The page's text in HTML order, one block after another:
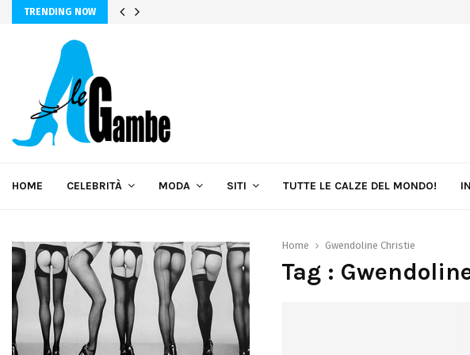
TRENDING NOW
HOME CELEBRITÀ MODA SITI TUTTE LE CALZE DEL MONDO!
Home Gwendoline Christie
Tag :